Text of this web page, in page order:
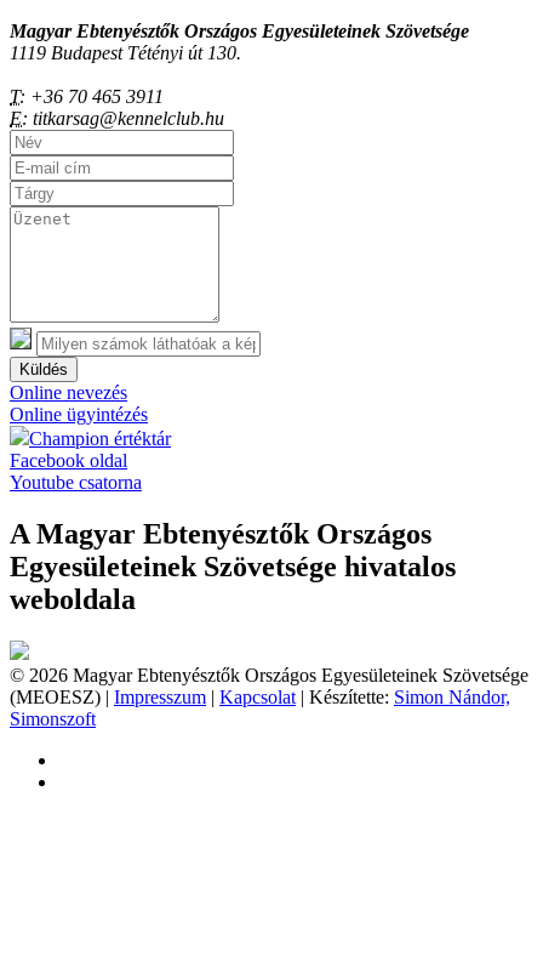
Magyar Ebtenyésztők Országos Egyesületeinek Szövetsége
1119 Budapest Tétényi út 130.
T: +36 70 465 3911
E: titkarsag@kennelclub.hu
Küldés
Online nevezés
Online ügyintézés
Champion értéktár
Facebook oldal
Youtube csatorna
A Magyar Ebtenyésztők Országos
Egyesületeinek Szövetsége hivatalos
weboldala
© 2026 Magyar Ebtenyésztők Országos Egyesületeinek Szövetsége
(MEOESZ) | Impresszum | Kapcsolat | Készítette: Simon Nándor,
Simonszoft